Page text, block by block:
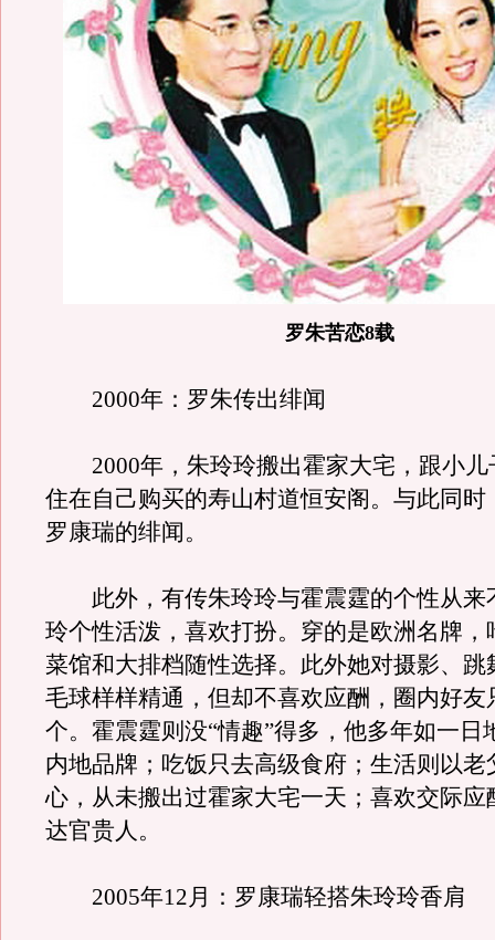
罗朱苦恋8载
2000年：罗朱传出绯闻
2000年，朱玲玲搬出霍家大宅，跟小儿
住在自己购买的寿山村道恒安阁。与此同时
罗康瑞的绯闻。
此外，有传朱玲玲与霍震霆的个性从来
玲个性活泼，喜欢打扮。穿的是欧洲名牌，
菜馆和大排档随性选择。此外她对摄影、跳
毛球样样精通，但却不喜欢应酬，圈内好友
个。霍震霆则没“情趣”得多，他多年如一日
内地品牌；吃饭只去高级食府；生活则以老
心，从未搬出过霍家大宅一天；喜欢交际应
达官贵人。
2005年12月：罗康瑞轻搭朱玲玲香肩